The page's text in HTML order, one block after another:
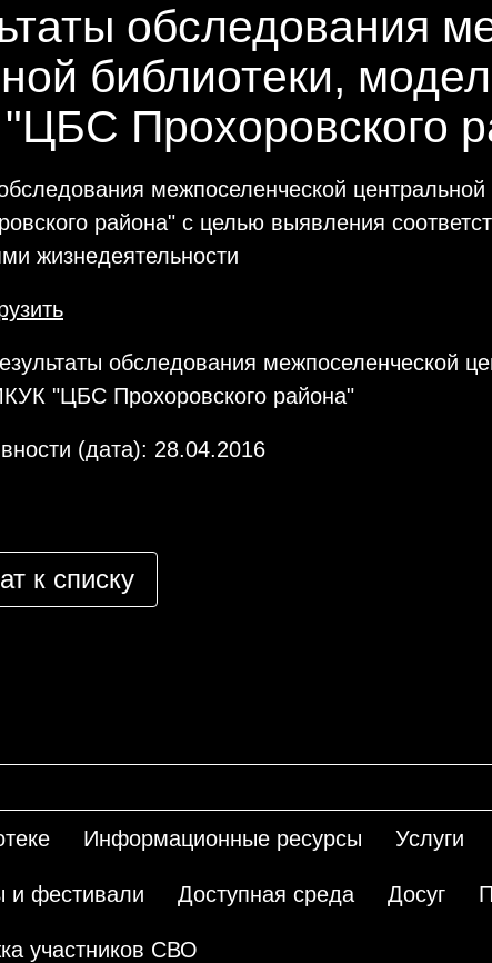
обследования
библиотеки,
Прохоровского
межпоселенческой
района" с целью выявления
жизнедеятельности
обследования межпоселенческой
"ЦБС Прохоровского района"
(дата): 28.04.2016
к списку
Информационные ресурсы Услуги
и фестивали Доступная среда Досуг
участников СВО